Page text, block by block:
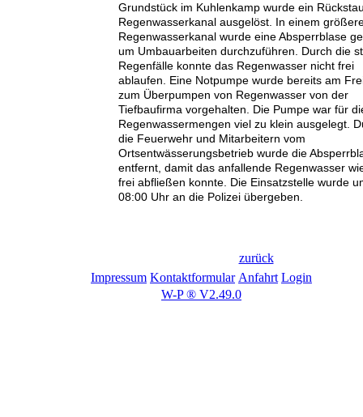
Grundstück im Kuhlenkamp wurde ein
Regenwasserkanal ausgelöst. In einem
Regenwasserkanal wurde eine Absperrblase
um Umbauarbeiten durchzuführen. Durch die
Regenfälle konnte das Regenwasser nicht frei
ablaufen. Eine Notpumpe wurde bereits am
zum Überpumpen von Regenwasser von der
Tiefbaufirma vorgehalten. Die Pumpe war für
Regenwassermengen viel zu klein ausgelegt.
die Feuerwehr und Mitarbeitern vom
Ortsentwässerungsbetrieb wurde die
entfernt, damit das anfallende Regenwasser
frei abfließen konnte. Die Einsatzstelle wurde
08:00 Uhr an die Polizei übergeben.
zurück
Impressum Kontaktformular Anfahrt Login
W-P ® V2.49.0